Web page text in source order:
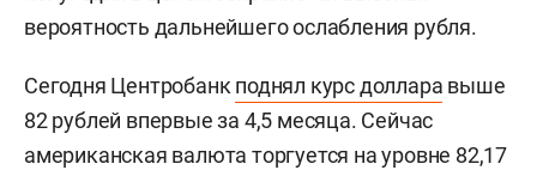
вероятность дальнейшего ослабления рубля.
Сегодня Центробанкподнял курс доллара выше
82 рублей впервые за 4,5 месяца. Сейчас
американская валюта торгуется на уровне 82,17